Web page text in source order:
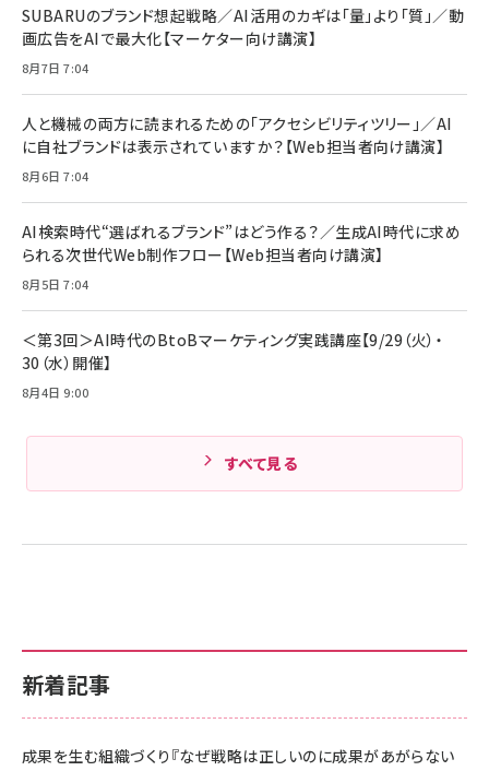
ママ投資家が育休中に１億貯めた株式投資
組織の成果を最大化する ルールのデザイン
￥1,980
Amazonランキングをもっと見る
￥6,980
全ワイヤレスイヤホン/アクティブノイズキャンセリ
技術基準適合】ブラック
￥5,990
ケーブル Anker絡まないケーブル 240W 結束バン
ド付き USB PD対応 シリコン素材採用 iPhone
17 / 16 / 15 / Galaxy iPad Pro MacBook
Pro/Air 各種対応 (1.8m ミッドナイトブラック)
￥1,890
Pro/Air 各種対応 (1.8m ミッドナイトブラック)
￥1,890
サッポロ 生ビール 黒ラベル 350ml 缶 24本 ビー
ル ケース買い【6/30応募〆切! 黒ラベルビヤセラー
￥4,857
新着記事
成果を生む組織づくり『なぜ戦略は正しいのに成果があがらない
SUBARUのブランド想起戦略／AI活用のカギは「量」より「質」／動
画広告をAIで最大化【マーケター向け講演】
8月7日 7:04
人と機械の両方に読まれるための「アクセシビリティツリー」／AI
に自社ブランドは表示されていますか？【Web担当者向け講演】
8月6日 7:04
AI検索時代“選ばれるブランド”はどう作る？／生成AI時代に求め
られる次世代Web制作フロー【Web担当者向け講演】
8月5日 7:04
＜第3回＞AI時代のBtoBマーケティング実践講座【9/29（火）・
30（水）開催】
8月4日 9:00
すべて見る